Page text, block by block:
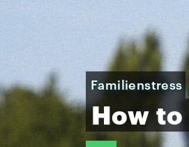
Familienstress
How to